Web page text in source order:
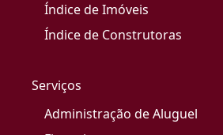
Índice de Imóveis
Índice de Construtoras
Serviços
Administração de Aluguel